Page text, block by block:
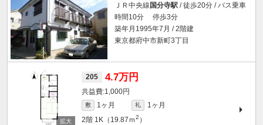
ＪＲ中央線 国分寺駅 / 徒歩20分 / バス乗車
時間10分 停歩3分
築年月1995年7月 / 2階建
東京都府中市新町3丁目
205 4.7万円
1,000円
敷 1ヶ月 礼
1ヶ月
2階 1K（19.87ｍ2 ）